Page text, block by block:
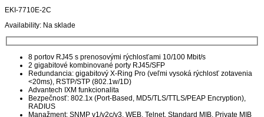
EKI-7710E-2C
Availability: Na sklade
8 portov RJ45 s prenosovými rýchlosťami 10/100 Mbit/s
2 gigabitové kombinované porty RJ45/SFP
Redundancia: gigabitový X-Ring Pro (veľmi vysoká rýchlosť zotavenia
<20ms), RSTP/STP (802.1w/1D)
Advantech IXM funkcionalita
Bezpečnosť: 802.1x (Port-Based, MD5/TLS/TTLS/PEAP Encryption),
RADIUS
Manažment: SNMP v1/v2c/v3, WEB, Telnet, Standard MIB, Private MIB